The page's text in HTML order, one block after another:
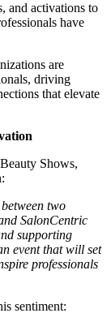
and activations to
have
are
driving
that elevate
Shows,
two
SalonCentric
supporting
event that will set
professionals
sentiment: